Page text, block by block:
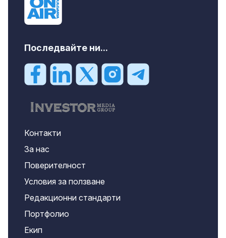
Последвайте ни...
Контакти
За нас
Поверителност
Условия за ползване
Редакционни стандарти
Портфолио
Екип